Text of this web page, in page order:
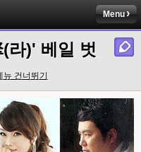
Menu
라)' 베일 벗
뉴 건너뛰기